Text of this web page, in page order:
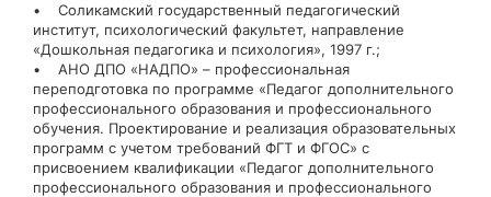
• Соликамский государственный педагогический
институт, психологический факультет, направление
«Дошкольная педагогика и психология», 1997 г.;
• АНО ДПО «НАДПО» – профессиональная
переподготовка по программе «Педагог дополнительного
профессионального образования и профессионального
обучения. Проектирование и реализация образовательных
программ с учетом требований ФГТ и ФГОС» с
присвоением квалификации «Педагог дополнительного
профессионального образования и профессионального